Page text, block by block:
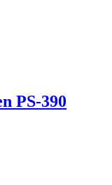
PS-390